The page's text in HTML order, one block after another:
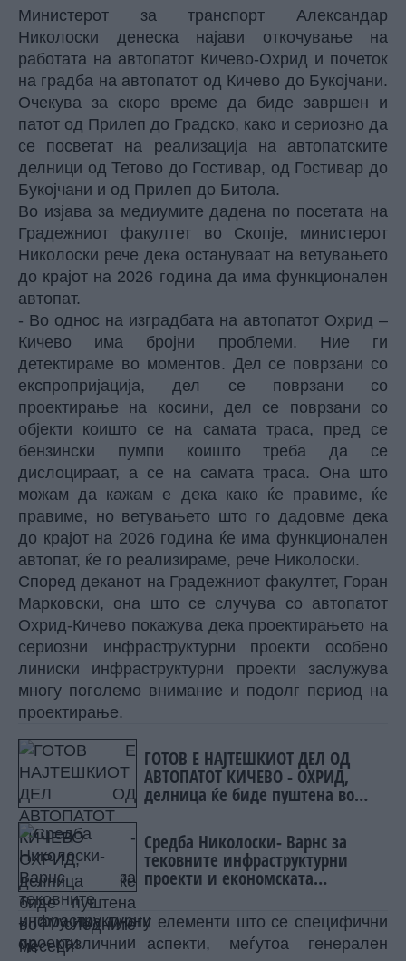
Министерот за транспорт Александар
Николоски денеска најави откочување на
работата на автопатот Кичево-Охрид и почеток
на градба на автопатот од Кичево до Букојчани.
Очекува за скоро време да биде завршен и
патот од Прилеп до Градско, како и сериозно да
се посветат на реализација на автопатските
делници од Тетово до Гостивар, од Гостивар до
Букојчани и од Прилеп до Битола.
Во изјава за медиумите дадена по посетата на
Градежниот факултет во Скопје, министерот
Николоски рече дека остануваат на ветувањето
до крајот на 2026 година да има функционален
автопат.
- Во однос на изградбата на автопатот Охрид –
Кичево има бројни проблеми. Ние ги
детектираме во моментов. Дел се поврзани со
експропријација, дел се поврзани со
проектирање на косини, дел се поврзани со
објекти коишто се на самата траса, пред се
бензински пумпи коишто треба да се
дислоцираат, а се на самата траса. Она што
можам да кажам е дека како ќе правиме, ќе
правиме, но ветувањето што го дадовме дека
до крајот на 2026 година ќе има функционален
автопат, ќе го реализираме, рече Николоски.
Според деканот на Градежниот факултет, Горан
Марковски, она што се случува со автопатот
Охрид-Кичево покажува дека проектирањето на
сериозни инфраструктурни проекти особено
линиски инфраструктурни проекти заслужува
многу поголемо внимание и подолг период на
проектирање.
ГОТОВ Е НАЈТЕШКИОТ ДЕЛ ОД
АВТОПАТОТ КИЧЕВО - ОХРИД,
делница ќе биде пуштена во
Средба Николоски- Варнс за
тековните инфраструктурни
проекти и економската
- Таму има многу елементи што се специфични
од различни аспекти, меѓутоа генерален